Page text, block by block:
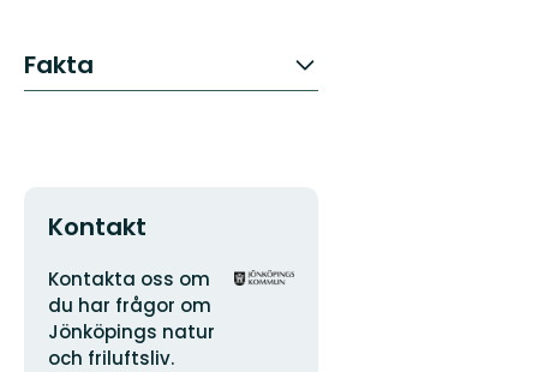
Fakta
Kontakt
Adress
Kontakta oss om
du har frågor om
Jönköpings natur
och friluftsliv.
Organisationens